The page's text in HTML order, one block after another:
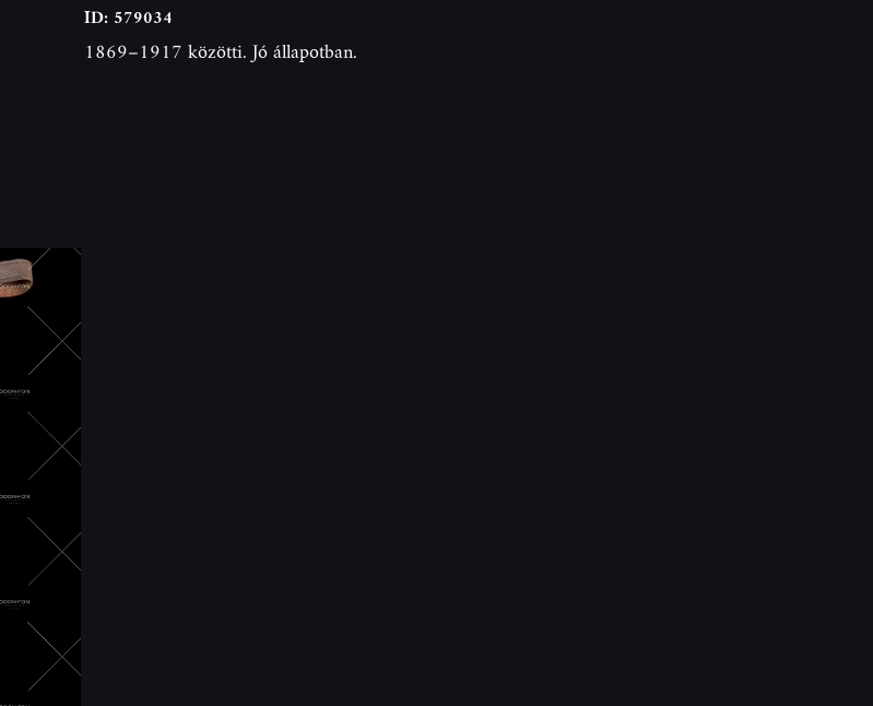
ID: 579034
1869–1917 közötti. Jó állapotban.